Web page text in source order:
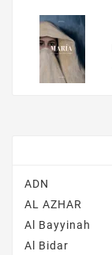
ADN
AL AZHAR
Al Bayyinah
Al Bidar